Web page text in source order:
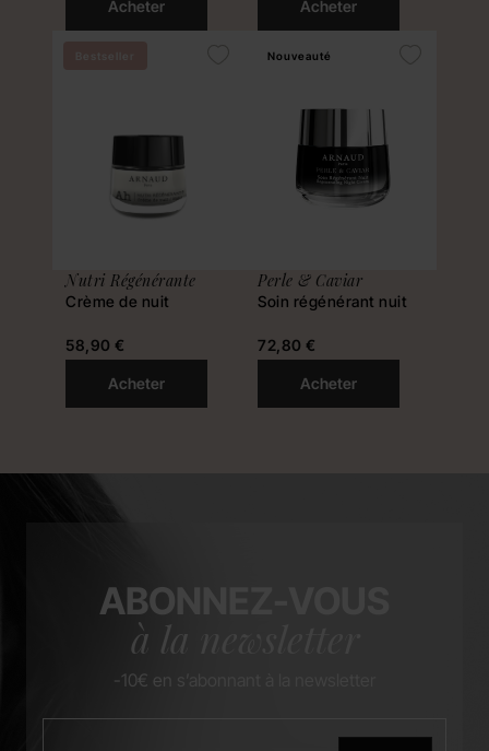
Acheter Acheter
Nutri Régénérante
Crème de nuit
58,90 €
Acheter
Nouveauté
Perle & Caviar
Soin régénérant nuit
72,80 €
Acheter
ABONNEZ-VOUS
à la newsletter
-10€ en s’abonnant à la newsletter